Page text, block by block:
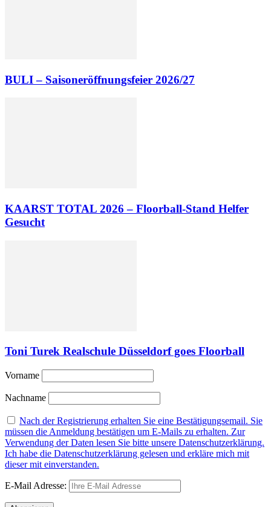
BULI – Saisoneröffnungsfeier 2026/27
KAARST TOTAL 2026 – Floorball-Stand Helfer
Gesucht
Toni Turek Realschule Düsseldorf goes Floorball
Vorname
Nachname
Nach der Registrierung erhalten Sie eine Bestätigungsemail. Sie
müssen die Anmeldung bestätigen um E-Mails zu erhalten. Zur
Verwendung der Daten lesen Sie bitte unsere Datenschutzerklärung.
Ich habe die Datenschutzerklärung gelesen und erkläre mich mit
dieser mit einverstanden.
E-Mail Adresse: